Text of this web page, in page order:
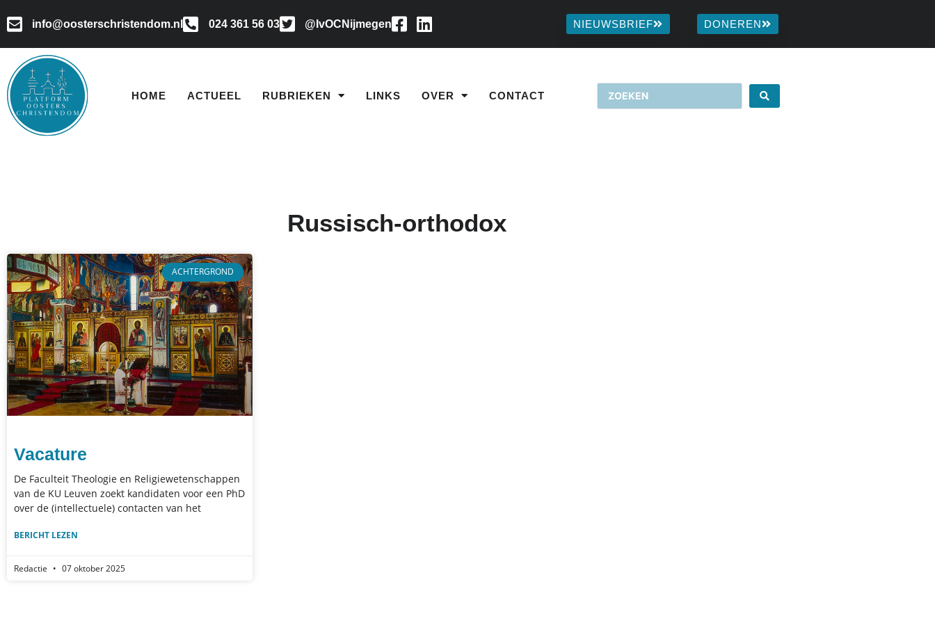
info@oosterschristendom.nl 024 361 56 03 @IvOCNijmegen NIEUWSBRIEF DONEREN
HOME ACTUEEL RUBRIEKEN LINKS OVER CONTACT
Russisch-orthodox
ACHTERGROND
Vacature
De Faculteit Theologie en Religiewetenschappen
van de KU Leuven zoekt kandidaten voor een PhD
over de (intellectuele) contacten van het
BERICHT LEZEN
Redactie 07 oktober 2025